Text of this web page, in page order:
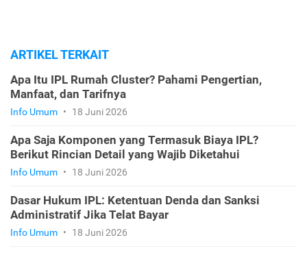
ARTIKEL TERKAIT
Apa Itu IPL Rumah Cluster? Pahami Pengertian,
Manfaat, dan Tarifnya
Info Umum • 18 Juni 2026
Apa Saja Komponen yang Termasuk Biaya IPL?
Berikut Rincian Detail yang Wajib Diketahui
Info Umum • 18 Juni 2026
Dasar Hukum IPL: Ketentuan Denda dan Sanksi
Administratif Jika Telat Bayar
Info Umum • 18 Juni 2026